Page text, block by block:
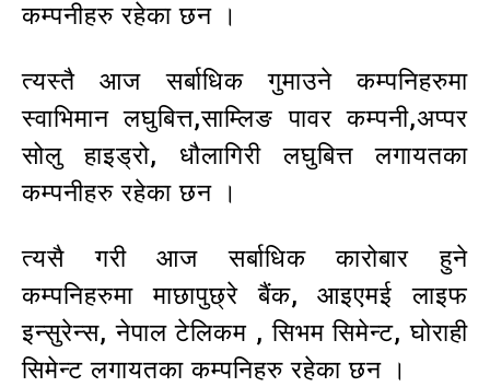
कम्पनीहरु रहेका छन ।
त्यस्तै आज सर्बाधिक गुमाउने कम्पनिहरुमा
स्वाभिमान लघुबित्त,साम्लिङ पावर कम्पनी,अप्पर
सोलु हाइड्रो, धौलागिरी लघुबित्त लगायतका
कम्पनीहरु रहेका छन ।
त्यसै गरी आज सर्बाधिक कारोबार हुने
कम्पनिहरुमा माछापुछ्रे बैंक, आइएमई लाइफ
इन्सुरेन्स, नेपाल टेलिकम , सिभम सिमेन्ट, घोराही
सिमेन्ट लगायतका कम्पनिहरु रहेका छन ।